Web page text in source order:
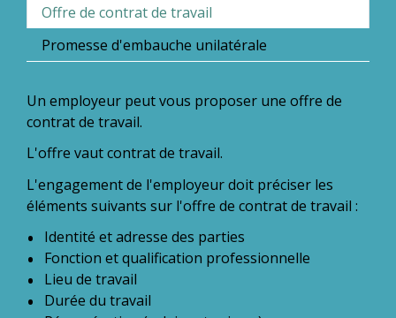
Offre de contrat de travail
Promesse d'embauche unilatérale
Un employeur peut vous proposer une offre de
contrat de travail.
L'offre vaut contrat de travail.
L'engagement de l'employeur doit préciser les
éléments suivants sur l'offre de contrat de travail :
Identité et adresse des parties
Fonction et qualification professionnelle
Lieu de travail
Durée du travail